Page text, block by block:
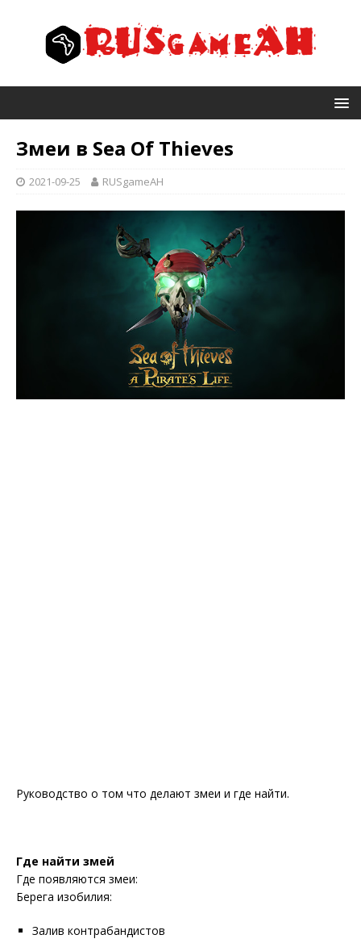
Змеи в Sea Of Thieves
2021-09-25 RUSgameAH
Руководство о том что делают змеи и где найти.
Где найти змей
Где появляются змеи:
Берега изобилия:
Залив контрабандистов